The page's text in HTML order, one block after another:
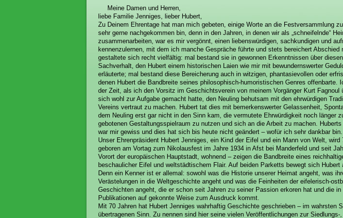
Meine Damen und Herren,
liebe Familie Jenniges, lieber Hubert,
Zu Deinem Ehrentage hat man mich gebeten, einige Worte an die Festversammlung
sehr gerne nachgekommen bin, denn in den Jahren, in denen wir als „schneifelnde“
zusammenarbeiten, war es mir vergönnt, einen liebenswürdigen, sachkundigen und
kennenzulernen, mit dem ich manche Gespräche führte und stets bereichert Abschied
gestaltete sich recht vielfältig: mal bestand sie in gewonnen Erkenntnissen über
Sachverhalt, den Hubert einem historischen Laien wie mir mit bewundernswerter
erläuterte; mal bestand diese Bereicherung auch in witzigen, phantasievollen oder
denen Hubert die Bandbreite seines philosophisch-humoristischen Genres offenbarte.
der Zeit, als ich den Vorsitz im Geschichtsverein von meinem Vorgänger Kurt Fagnoul
sich wohl zur Aufgabe gemacht hatte, den Neuling behutsam mit den ehrwürdigen
Vereins vertraut zu machen. Hubert tat dies mit bemerkenswerter Gelassenheit,
dem Neuling erst gar nicht in den Sinn kam, die vermutete Ehrwürdigkeit noch länger
gebotenen Gestaltungsspielraum zu nutzen und sich an die Arbeit zu machen.
war mir gewiss und dies hat sich bis heute nicht geändert – wofür ich sehr dankbar bin.
Unser Ehrenpräsident Hubert Jenniges, ein Kind der Eifel und ein Mann von Welt,
geboren am Vortag zum Nikolausfest im Jahre 1934 in Afst bei Manderfeld und seit
Vorort der europäischen Hauptstadt, wohnend – zeigen die Bandbreite eines
beschaulicher Eifel und weltstädtischem Flair. Auf beiden Parketts bewegt sich Hubert
Denn ein Kenner ist er allemal: sowohl was die Historie unserer Heimat angeht, was
Verästelungen in die Weltgeschichte angeht und was die Feinheiten der eifelerisch-
Geschichten angeht, die er schon seit Jahren zu seiner Passion erkoren hat und die
Publikationen auf gekonnte Weise zum Ausdruck kommt.
Mit 70 Jahren hat Hubert Jenniges wahrhaftig Geschichte geschrieben – im wahrsten
übertragenen Sinn. Zu nennen sind hier seine vielen Veröffentlichungen zur